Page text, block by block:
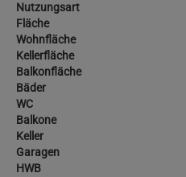
Nutzungsart
Fläche
Wohnfläche
Kellerfläche
Balkonfläche
Bäder
WC
Balkone
Keller
Garagen
HWB